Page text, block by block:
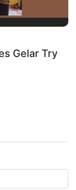
Gelar Try